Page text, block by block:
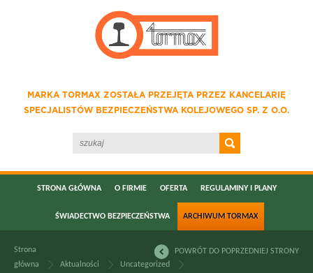
MARKA TORMAX ZOSTAŁA PRZEJĘTA PRZEZ KANCELARIĘ
SPECJALISTÓW BEZPIECZEŃSTWA KOLEJOWEGO SP. Z O.O.
STRONA GŁÓWNA O FIRMIE OFERTA REGULAMINY I PLANY
ŚWIADECTWO BEZPIECZEŃSTWA ARCHIWUM TORMAX
POWRÓT DO POPRZEDNIEJ STRONY
Strona
główna
Aktualności Uncategorized